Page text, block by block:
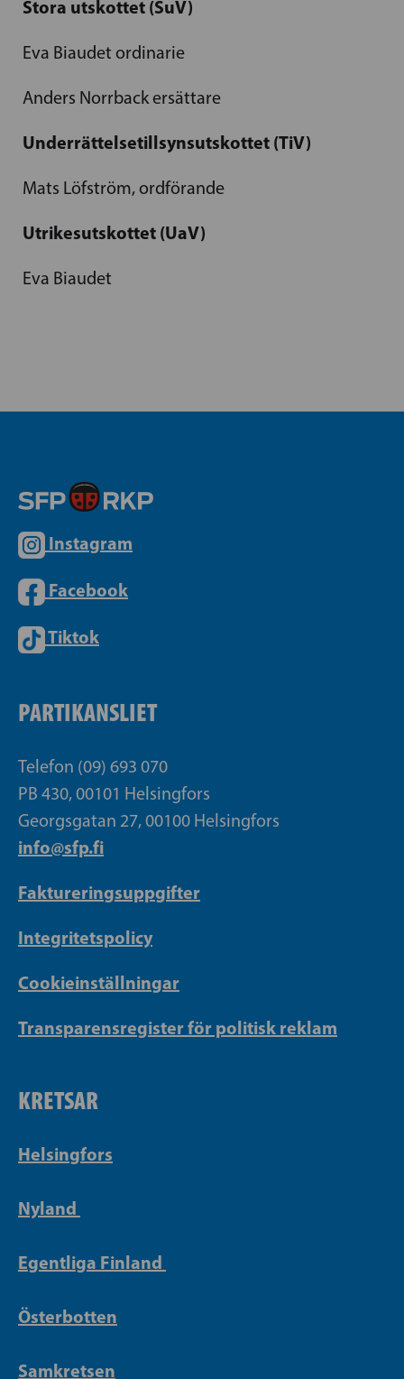
Stora utskottet (SuV)
Eva Biaudet ordinarie
Anders Norrback ersättare
Underrättelsetillsynsutskottet (TiV)
Mats Löfström, ordförande
Utrikesutskottet (UaV)
Eva Biaudet
Instagram
Facebook
Tiktok
PARTIKANSLIET
Telefon (09) 693 070
PB 430, 00101 Helsingfors
Georgsgatan 27, 00100 Helsingfors
info@sfp.fi
Faktureringsuppgifter
Integritetspolicy
Cookieinställningar
Transparensregister för politisk reklam
KRETSAR
Helsingfors
Nyland
Egentliga Finland
Österbotten
Samkretsen